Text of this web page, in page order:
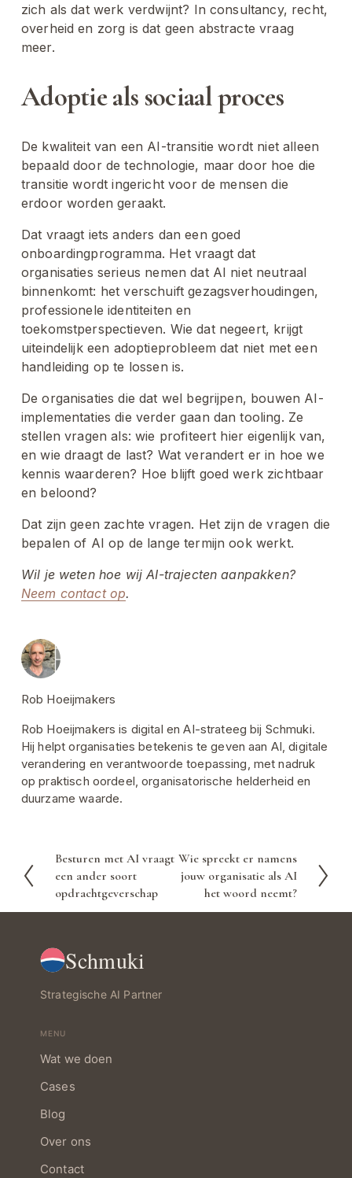
zich als dat werk verdwijnt? In consultancy, recht,
overheid en zorg is dat geen abstracte vraag
meer.
Adoptie als sociaal proces
De kwaliteit van een AI-transitie wordt niet alleen
bepaald door de technologie, maar door hoe die
transitie wordt ingericht voor de mensen die
erdoor worden geraakt.
Dat vraagt iets anders dan een goed
onboardingprogramma. Het vraagt dat
organisaties serieus nemen dat AI niet neutraal
binnenkomt: het verschuift gezagsverhoudingen,
professionele identiteiten en
toekomstperspectieven. Wie dat negeert, krijgt
uiteindelijk een adoptieprobleem dat niet met een
handleiding op te lossen is.
De organisaties die dat wel begrijpen, bouwen AI-
implementaties die verder gaan dan tooling. Ze
stellen vragen als: wie profiteert hier eigenlijk van,
en wie draagt de last? Wat verandert er in hoe we
kennis waarderen? Hoe blijft goed werk zichtbaar
en beloond?
Dat zijn geen zachte vragen. Het zijn de vragen die
bepalen of AI op de lange termijn ook werkt.
Wil je weten hoe wij AI-trajecten aanpakken?
Neem contact op.
Rob Hoeijmakers
Rob Hoeijmakers is digital en AI-strateeg bij Schmuki.
Hij helpt organisaties betekenis te geven aan AI, digitale
verandering en verantwoorde toepassing, met nadruk
op praktisch oordeel, organisatorische helderheid en
duurzame waarde.
V
o
r
i
e
Besturen met AI vraagt
een ander soort
opdrachtgeverschap
V
o
g
Wie spreekt er namens
jouw organisatie als AI
het woord neemt?
Schmuki
Strategische AI Partner
MENU
Wat we doen
Cases
Blog
Over ons
Contact